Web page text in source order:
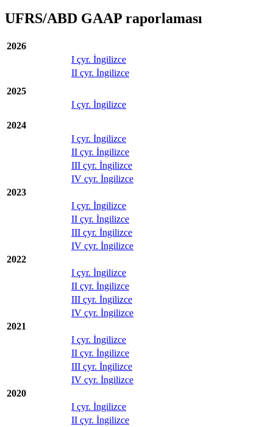
UFRS/ABD GAAP raporlaması
2026
I çyr. İngilizce
II çyr. İngilizce
2025
I çyr. İngilizce
2024
I çyr. İngilizce
II çyr. İngilizce
III çyr. İngilizce
IV çyr. İngilizce
2023
I çyr. İngilizce
II çyr. İngilizce
III çyr. İngilizce
IV çyr. İngilizce
2022
I çyr. İngilizce
II çyr. İngilizce
III çyr. İngilizce
IV çyr. İngilizce
2021
I çyr. İngilizce
II çyr. İngilizce
III çyr. İngilizce
IV çyr. İngilizce
2020
I çyr. İngilizce
II çyr. İngilizce